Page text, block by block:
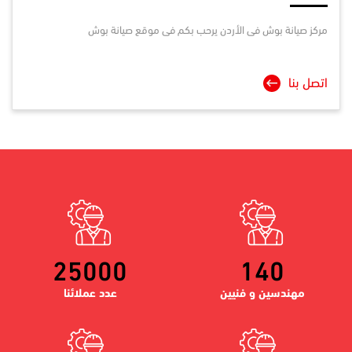
مركز صيانة بوش فى الأردن يرحب بكم فى موقع صيانة بوش
اتصل بنا
140
مهندسين و فنيين
25000
عدد عملائنا